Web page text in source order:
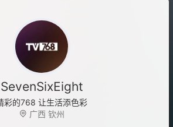
SevenSixEight
彩的768 让生活添色彩
广西 钦州